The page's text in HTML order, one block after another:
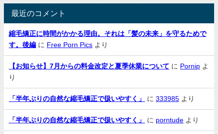
最近のコメント
縮毛矯正に時間がかかる理由。それは「髪の未来」を守るためで
す。後編 に Free Porn Pics より
【お知らせ】7月からの料金改定と夏季休業について に Pornip よ
り
「半年ぶりの自然な縮毛矯正で扱いやすく」 に 333985 より
「半年ぶりの自然な縮毛矯正で扱いやすく」 に porntude より